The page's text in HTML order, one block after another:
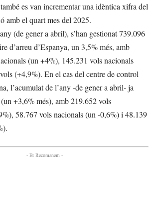
es van incrementar una idèntica xifra del
amb el quart mes del 2025.
(de gener a abril), s’han gestionat 739.096
d’arreu d’Espanya, un 3,5% més, amb
(un +4%), 145.231 vols nacionals
(+4,9%). En el cas del centre de control
l’acumulat de l’any -de gener a abril- ja
+3,6% més), amb 219.652 vols
58.767 vols nacionals (un -0,6%) i 48.139
- Et Recomanem -